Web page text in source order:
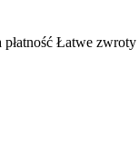
Łatwe zwroty